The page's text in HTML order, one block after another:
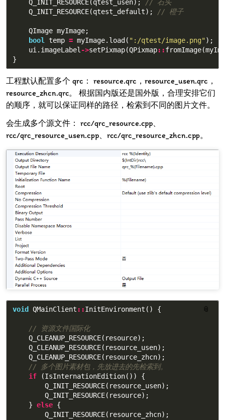
Q_INIT_RESOURCE(qtest_usen);
// 石头
Q_INIT_RESOURCE(qtest_default); // 橙子
QImage myImage;
bool
temp = myImage. load( ":/qtest/image.png");
ui . imageLabel ->setPixmap(QPixmap::fromImage(
}
工程默认配置多个 qrc： resource.qrc，resource_usen.qrc，
resource_zhcn.qrc。 根据国内版还是国外版，合理安排它们
的顺序，就可以保证同样的路径，检索到不同的图片文件。
会生成多个源文件： rcc/qrc_resource.cpp、
rcc/qrc_resource_usen.cpp、rcc/qrc_resource_zhcn.cpp。
📎
void QMainClient ::InitEnvironment () {
// 资源文件国际化
Q_CLEANUP_RESOURCE( resource);
Q_CLEANUP_RESOURCE( resource_usen);
Q_CLEANUP_RESOURCE( resource_zhcn);
// 多个图片素材包，先放进去的先检索到。
if
(IsInternationEdition())
{
Q_INIT_RESOURCE( resource_usen);
Q_INIT_RESOURCE( resource);
} else {
Q_INIT_RESOURCE( resource_zhcn);